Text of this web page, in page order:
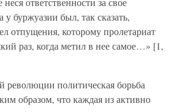
у буржуазии был, так сказать,
отпущения, которому пролетариат
раз, когда метил в нее самое…» [1,
революции политическая борьба
образом, что каждая из активно